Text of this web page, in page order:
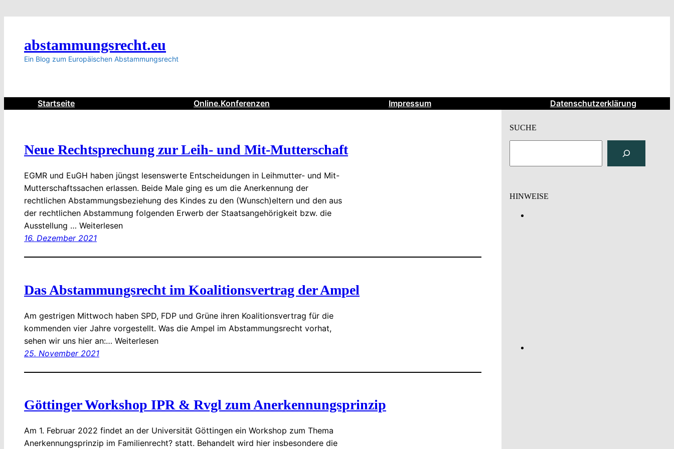
abstammungsrecht.eu
Ein Blog zum Europäischen Abstammungsrecht
Startseite Online.Konferenzen Impressum Datenschutzerklärung
Neue Rechtsprechung zur Leih- und Mit-Mutterschaft
EGMR und EuGH haben jüngst lesenswerte Entscheidungen in Leihmutter- und Mit-
Mutterschaftssachen erlassen. Beide Male ging es um die Anerkennung der
rechtlichen Abstammungsbeziehung des Kindes zu den (Wunsch)eltern und den aus
der rechtlichen Abstammung folgenden Erwerb der Staatsangehörigkeit bzw. die
Ausstellung … Weiterlesen
16. Dezember 2021
Das Abstammungsrecht im Koalitionsvertrag der Ampel
Am gestrigen Mittwoch haben SPD, FDP und Grüne ihren Koalitionsvertrag für die
kommenden vier Jahre vorgestellt. Was die Ampel im Abstammungsrecht vorhat,
sehen wir uns hier an:… Weiterlesen
25. November 2021
Göttinger Workshop IPR & Rvgl zum Anerkennungsprinzip
Am 1. Februar 2022 findet an der Universität Göttingen ein Workshop zum Thema
Anerkennungsprinzip im Familienrecht? statt. Behandelt wird hier insbesondere die
SUCHE
e
HINWEISE